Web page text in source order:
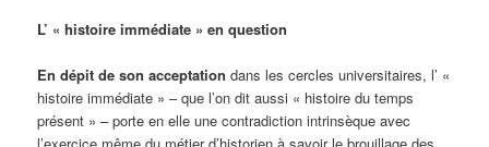
L’ « histoire immédiate » en question
En dépit de son acceptation dans les cercles universitaires, l’ «
histoire immédiate » – que l’on dit aussi « histoire du temps
présent » – porte en elle une contradiction intrinsèque avec